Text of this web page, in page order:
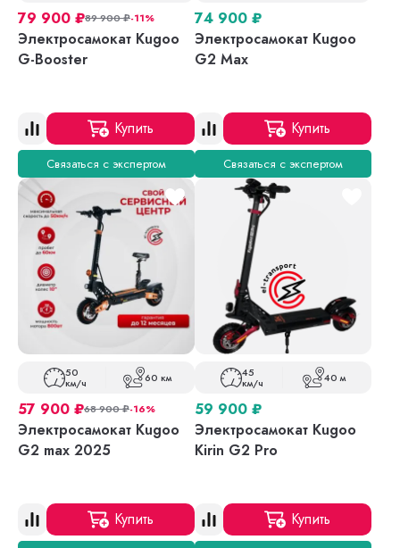
79 900 ₽89 900₽-11%
Электросамокат Kugoo
G-Booster
Купить
Связаться с экспертом
74 900 ₽
Электросамокат Kugoo
G2 Max
Купить
Связаться с экспертом
50
км/ч 60 км
57 900 ₽68 900₽-16%
Электросамокат Kugoo
G2 max 2025
Купить
45
км/ч 40 м
59 900 ₽
Электросамокат Kugoo
Kirin G2 Pro
Купить